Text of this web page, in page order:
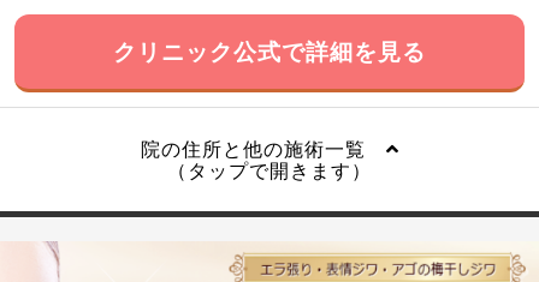
クリニック公式で詳細を見る
院の住所と他の施術一覧
（タップで開きます）